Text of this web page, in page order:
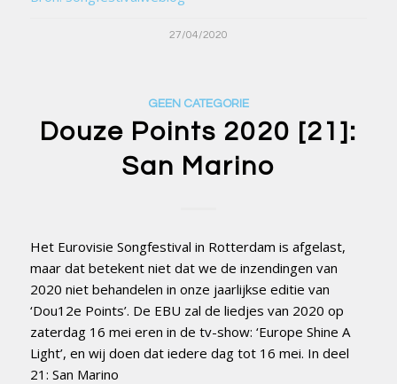
27/04/2020
GEEN CATEGORIE
Douze Points 2020 [21]:
San Marino
Het Eurovisie Songfestival in Rotterdam is afgelast,
maar dat betekent niet dat we de inzendingen van
2020 niet behandelen in onze jaarlijkse editie van
‘Dou12e Points’. De EBU zal de liedjes van 2020 op
zaterdag 16 mei eren in de tv-show: ‘Europe Shine A
Light’, en wij doen dat iedere dag tot 16 mei. In deel
21: San Marino